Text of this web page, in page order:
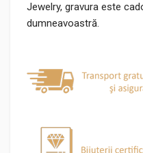
Jewelry, gravura este
dumneavoastră.